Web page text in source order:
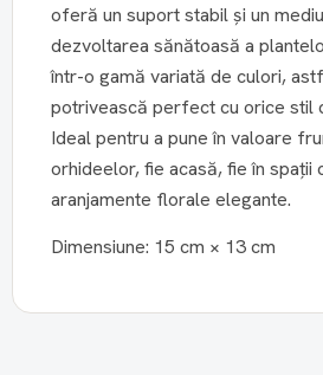
oferă un suport stabil și un
dezvoltarea sănătoasă a
într-o gamă variată de culori,
potrivească perfect cu orice stil
Ideal pentru a pune în valoare
orhideelor, fie acasă, fie în spații
aranjamente florale elegante.
Dimensiune: 15 cm × 13 cm